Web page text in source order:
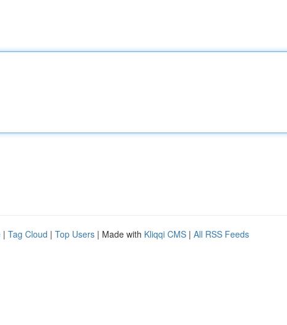
| Tag Cloud | Top Users | Made with Kliqqi CMS | All RSS Feeds